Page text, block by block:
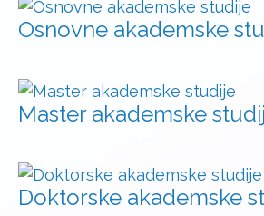
Osnovne akademske
Master akademske
Doktorske akademske